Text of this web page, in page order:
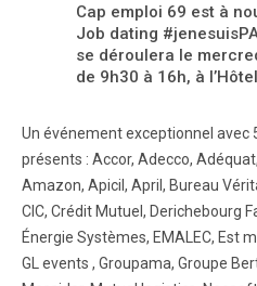
Cap emploi 69 est à
Job dating
se déroulera le
de 9h30 à 16h, à
Un événement exceptionnel avec
présents : Accor, Adecco,
Amazon, Apicil, April, Bureau
CIC, Crédit Mutuel, Derichebourg
Énergie Systèmes, EMALEC, Est
GL events , Groupama, Groupe